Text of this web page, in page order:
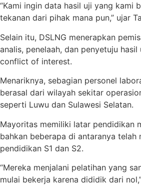
“Kami ingin data hasil uji yang kami
tekanan dari pihak mana pun,” ujar
Selain itu, DSLNG menerapkan
analis, penelaah, dan penyetuju
conflict of interest.
Menariknya, sebagian personel
berasal dari wilayah sekitar
seperti Luwu dan Sulawesi Selatan.
Mayoritas memiliki latar pendidikan
bahkan beberapa di antaranya telah
pendidikan S1 dan S2.
“Mereka menjalani pelatihan yang
mulai bekerja karena dididik dari